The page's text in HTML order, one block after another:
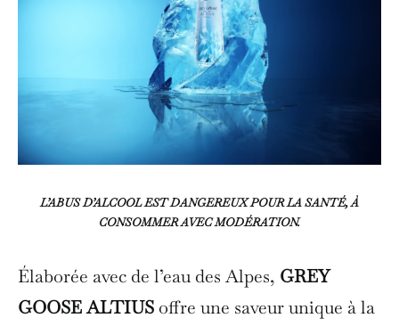
L’ABUS D’ALCOOL EST DANGEREUX POUR LA SANTÉ, À
CONSOMMER AVEC MODÉRATION.
Élaborée avec de l’eau des Alpes, GREY
GOOSE ALTIUS offre une saveur unique à la